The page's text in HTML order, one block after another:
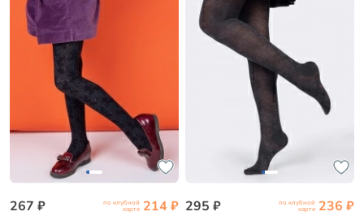
267 ₽ по клубной
карте 214 ₽ 295 ₽ по клубной
карте 236 ₽